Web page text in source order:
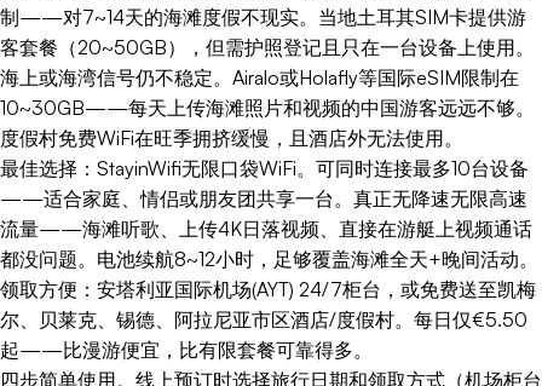
制——对7~14天的海滩度假不现实。当地土耳其SIM卡提供游
客套餐（20~50GB），但需护照登记且只在一台设备上使用。
海上或海湾信号仍不稳定。Airalo或Holafly等国际eSIM限制在
10~30GB——每天上传海滩照片和视频的中国游客远远不够。
度假村免费WiFi在旺季拥挤缓慢，且酒店外无法使用。
最佳选择：StayinWifi无限口袋WiFi。可同时连接最多10台设备
——适合家庭、情侣或朋友团共享一台。真正无降速无限高速
流量——海滩听歌、上传4K日落视频、直接在游艇上视频通话
都没问题。电池续航8~12小时，足够覆盖海滩全天+晚间活动。
领取方便：安塔利亚国际机场(AYT) 24/7柜台，或免费送至凯梅
尔、贝莱克、锡德、阿拉尼亚市区酒店/度假村。每日仅€5.50
起——比漫游便宜，比有限套餐可靠得多。
四步简单使用。线上预订时选择旅行日期和领取方式（机场柜台